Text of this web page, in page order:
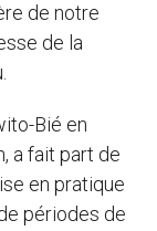
de notre
de la
Bié en
a fait part de
en pratique
périodes de